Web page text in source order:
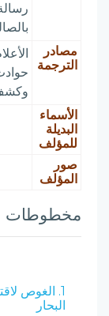
مصادر
الترجمة
وكشف 207 ودار
الأسماء
البديلة
للمؤلف
صور
المؤلف
مخطوطات
1. الغوص
البحار